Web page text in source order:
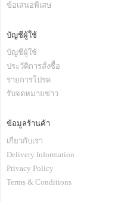
ข้อเสนอพิเสษ
บัญชีผู้ใช้
บัญชีผู้ใช้
ประวัติการสั่งซื้อ
รายการโปรด
รับจดหมายข่าว
ข้อมูลร้านค้า
เกี่ยวกับเรา
Delivery Information
Privacy Policy
Terms & Conditions